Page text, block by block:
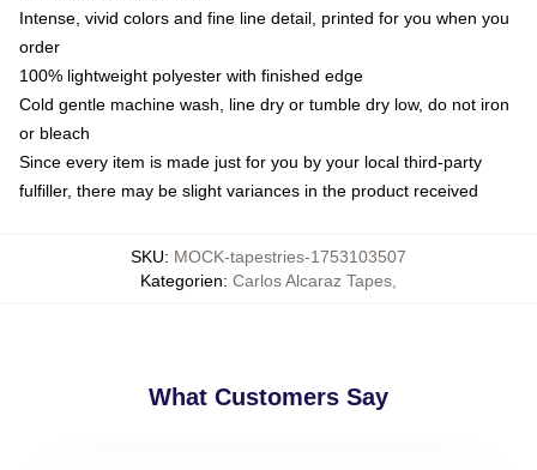
Intense, vivid colors and fine line detail, printed for you when you
order
100% lightweight polyester with finished edge
Cold gentle machine wash, line dry or tumble dry low, do not iron
or bleach
Since every item is made just for you by your local third-party
fulfiller, there may be slight variances in the product received
SKU: MOCK-tapestries-1753103507
Kategorien: Carlos Alcaraz Tapes
What Customers Say